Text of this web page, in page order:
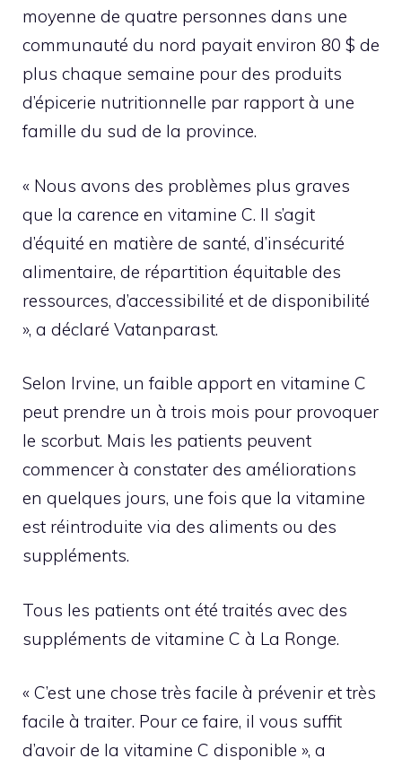
moyenne de quatre personnes dans une
communauté du nord payait environ 80 $ de
plus chaque semaine pour des produits
d’épicerie nutritionnelle par rapport à une
famille du sud de la province.
« Nous avons des problèmes plus graves
que la carence en vitamine C. Il s’agit
d’équité en matière de santé, d’insécurité
alimentaire, de répartition équitable des
ressources, d’accessibilité et de disponibilité
», a déclaré Vatanparast.
Selon Irvine, un faible apport en vitamine C
peut prendre un à trois mois pour provoquer
le scorbut. Mais les patients peuvent
commencer à constater des améliorations
en quelques jours, une fois que la vitamine
est réintroduite via des aliments ou des
suppléments.
Tous les patients ont été traités avec des
suppléments de vitamine C à La Ronge.
« C’est une chose très facile à prévenir et très
facile à traiter. Pour ce faire, il vous suffit
d’avoir de la vitamine C disponible », a